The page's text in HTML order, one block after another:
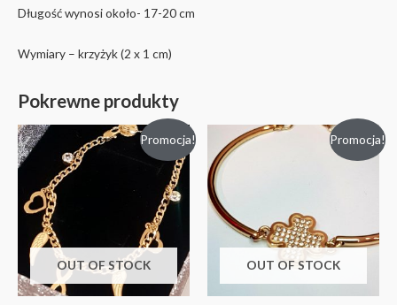
Długość wynosi około- 17-20 cm
Wymiary – krzyżyk (2 x 1 cm)
Pokrewne produkty
Promocja!
OUT OF STOCK
Promocja!
OUT OF STOCK